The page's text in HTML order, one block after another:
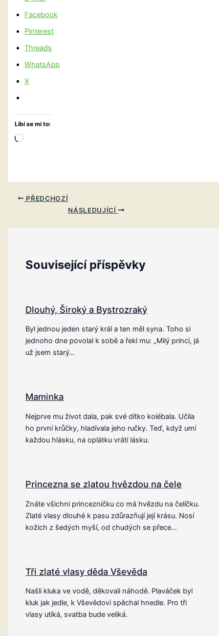
Facebook
Pinterest
Threads
WhatsApp
X
Líbí se mi to:
Načítání…
PŘEDCHOZÍ
NÁSLEDUJÍCÍ
Související příspěvky
Dlouhý, Široký a Bystrozraký
Byl jednou jeden starý král a ten měl syna. Toho si
jednoho dne povolal k sobě a řekl mu: „Milý princi, já
už jsem starý…
Maminka
Nejprve mu život dala, pak své dítko kolébala. Učila
ho první krůčky, hladívala jeho ručky. Teď, když umí
každou hlásku, na oplátku vrátí lásku.
Princezna se zlatou hvězdou na čele
Znáte všichni princezničku co má hvězdu na čelíčku.
Zlaté vlasy dlouhé k pasu zdůrazňují její krásu. Nosí
kožich z šedých myší, od chudých se přece…
Tři zlaté vlasy děda Vševěda
Našli kluka ve vodě, děkovali náhodě. Plaváček byl
kluk jak jedle, k Vševědovi spěchal hnedle. Pro tři
vlasy utíká, svatba bude veliká.